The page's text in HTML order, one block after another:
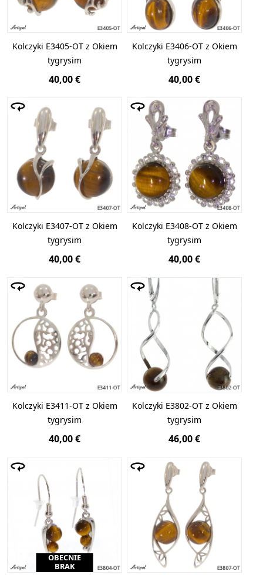
Kolczyki E3405-OT z Okiem
tygrysim
40,00 €
Kolczyki E3406-OT z Okiem
tygrysim
40,00 €
Kolczyki E3407-OT z Okiem
tygrysim
40,00 €
Kolczyki E3408-OT z Okiem
tygrysim
40,00 €
Kolczyki E3411-OT z Okiem
tygrysim
40,00 €
Kolczyki E3802-OT z Okiem
tygrysim
46,00 €
OBECNIE
BRAK